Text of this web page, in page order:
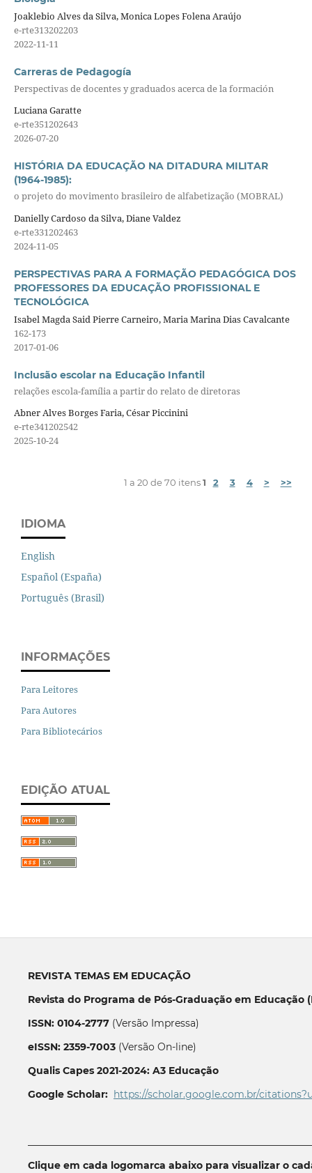
Joaklebio Alves da Silva, Monica Lopes Folena Araújo
e-rte313202203
2022-11-11
Carreras de Pedagogía
Perspectivas de docentes y graduados acerca de la formación
Luciana Garatte
e-rte351202643
2026-07-20
HISTÓRIA DA EDUCAÇÃO NA DITADURA MILITAR
(1964-1985):
o projeto do movimento brasileiro de alfabetização (MOBRAL)
Danielly Cardoso da Silva, Diane Valdez
e-rte331202463
2024-11-05
PERSPECTIVAS PARA A FORMAÇÃO PEDAGÓGICA DOS
PROFESSORES DA EDUCAÇÃO PROFISSIONAL E
TECNOLÓGICA
Isabel Magda Said Pierre Carneiro, Maria Marina Dias Cavalcante
162-173
2017-01-06
Inclusão escolar na Educação Infantil
relações escola-família a partir do relato de diretoras
Abner Alves Borges Faria, César Piccinini
e-rte341202542
2025-10-24
1 a 20 de 70 itens1 2 3 4 > >>
IDIOMA
English
Español (España)
Português (Brasil)
INFORMAÇÕES
Para Leitores
Para Autores
Para Bibliotecários
EDIÇÃO ATUAL
REVISTA TEMAS EM EDUCAÇÃO
Revista do Programa de Pós-Graduação em Educação
ISSN: 0104-2777(Versão Impressa)
eISSN: 2359-7003(Versão On-line)
Qualis Capes 2021-2024: A3 Educação
Google Scholar: https://scholar.google.com.br/
Clique em cada logomarca abaixo para visualizar o